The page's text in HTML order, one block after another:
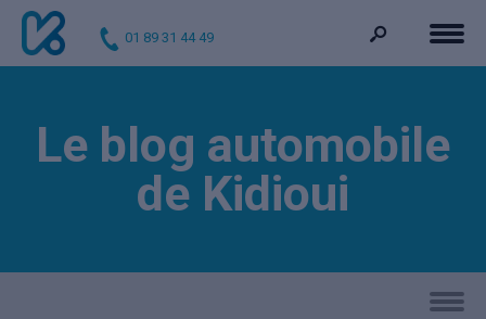
01 89 31 44 49
Le blog automobile
de Kidioui